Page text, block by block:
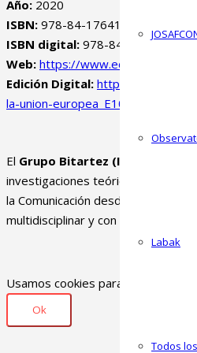
Labak
Todos
Año: 2020
ISBN: 978-84-17641-76-4
ISBN digital: 978-84-17641-77-1
Web: https://www.editorialufv.es/
Edición Digital: https://
la-union-europea_E1000011887
El Grupo Bitartez (IT1771-22)
investigaciones teóricas y
la Comunicación desde una
multidisciplinar y con orientación a
Usamos cookies para mejorar la
Ok